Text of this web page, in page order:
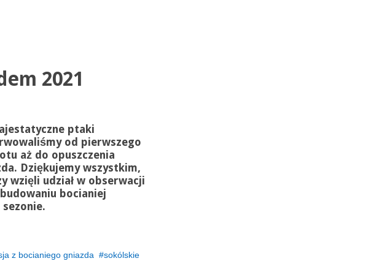
2021
ptaki
od pierwszego
aż do opuszczenia
Dziękujemy wszystkim,
wzięli udział w obserwacji
bocianiej
sezonie.
z bocianiego gniazda
sokólskie